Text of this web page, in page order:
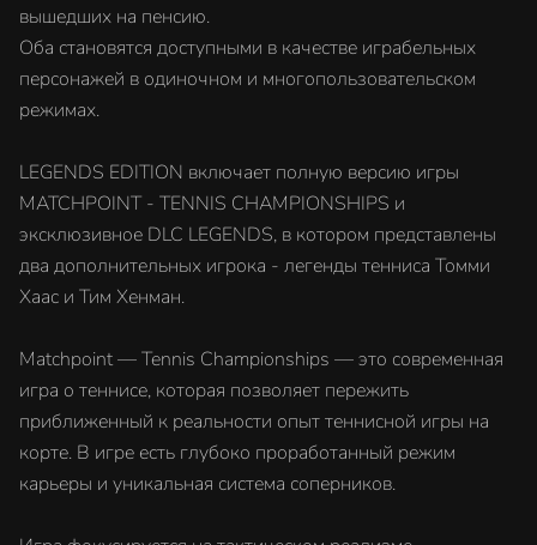
вышедших на пенсию.
Оба становятся доступными в качестве играбельных
персонажей в одиночном и многопользовательском
режимах.
LEGENDS EDITION включает полную версию игры
MATCHPOINT - TENNIS CHAMPIONSHIPS и
эксклюзивное DLC LEGENDS, в котором представлены
два дополнительных игрока - легенды тенниса Томми
Хаас и Тим Хенман.
Matchpoint — Tennis Championships — это современная
игра о теннисе, которая позволяет пережить
приближенный к реальности опыт теннисной игры на
корте. В игре есть глубоко проработанный режим
карьеры и уникальная система соперников.